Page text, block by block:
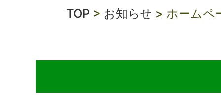
TOP > お知らせ > ホームペ